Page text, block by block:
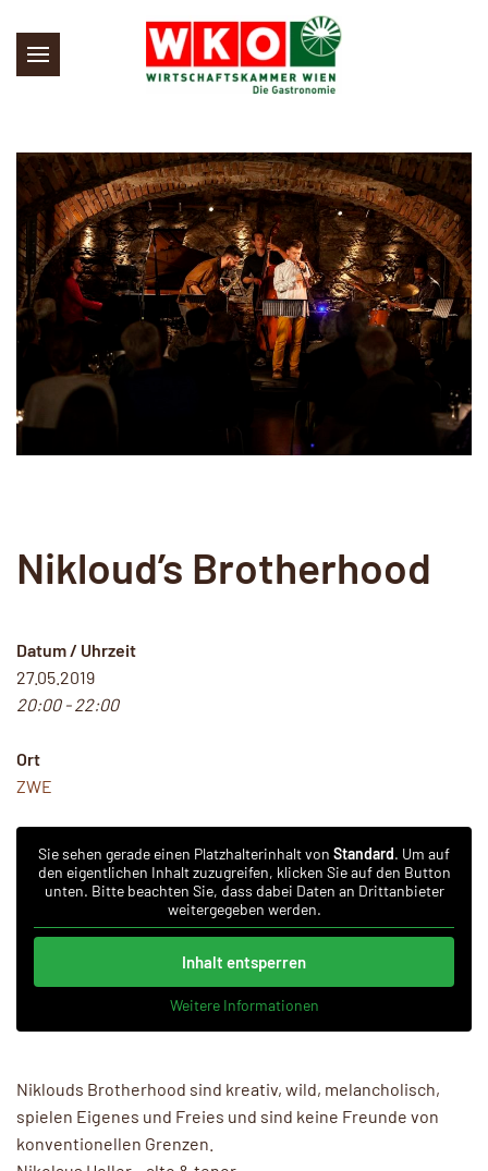
Skip to main content
Nikloud’s Brotherhood
Datum / Uhrzeit
27.05.2019
20:00 - 22:00
Ort
ZWE
Sie sehen gerade einen Platzhalterinhalt von Standard. Um auf
den eigentlichen Inhalt zuzugreifen, klicken Sie auf den Button
unten. Bitte beachten Sie, dass dabei Daten an Drittanbieter
weitergegeben werden.
Inhalt entsperren
Weitere Informationen
Niklouds Brotherhood sind kreativ, wild, melancholisch,
spielen Eigenes und Freies und sind keine Freunde von
konventionellen Grenzen.